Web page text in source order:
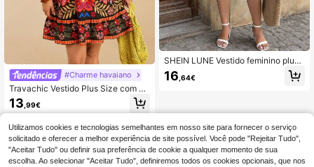
#Charme havaiano
Travachic Vestido Plus Size com es
tampa de alças finas para férias
13 ,99€
SHEIN LUNE Vestido feminino plus
size estampado, casual, romântico
e versátil, ideal para o dia a dia na p
16 ,64€
Utilizamos cookies e tecnologias semelhantes em nosso site para fornecer o serviço
solicitado e oferecer a melhor experiência de site possível. Você pode "Rejeitar Tudo",
"Aceitar Tudo" ou definir sua preferência de cookie a qualquer momento de sua
escolha. Ao selecionar "Aceitar Tudo", definiremos todos os cookies opcionais, que nos